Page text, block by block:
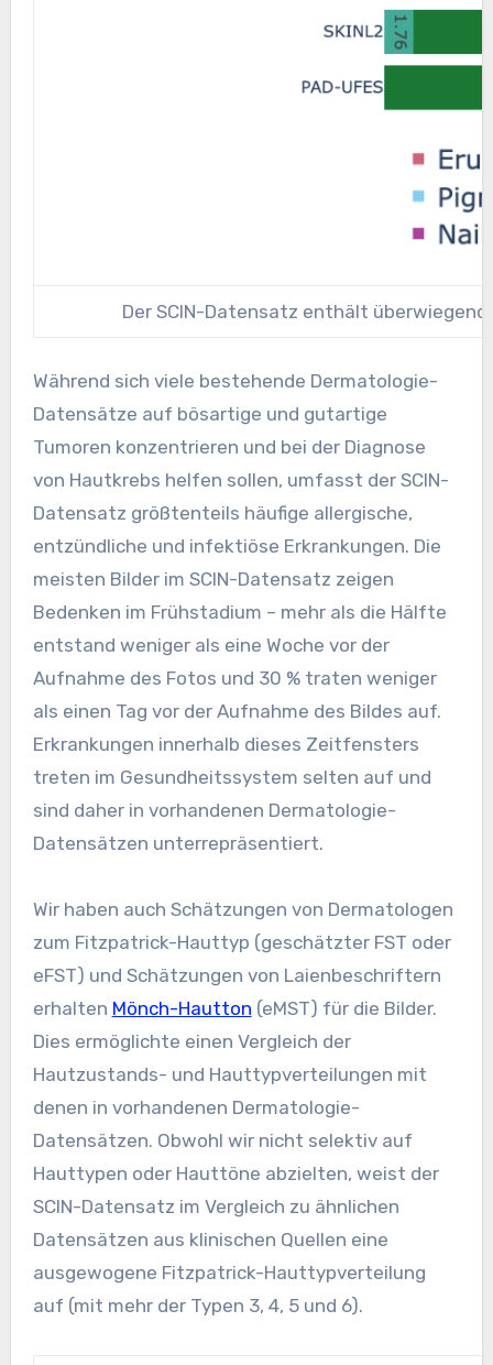
Der SCIN-Datensatz enthält
Während sich viele bestehende Dermatologie-
Datensätze auf bösartige und gutartige
Tumoren konzentrieren und bei der Diagnose
von Hautkrebs helfen sollen, umfasst der SCIN-
Datensatz größtenteils häufige allergische,
entzündliche und infektiöse Erkrankungen. Die
meisten Bilder im SCIN-Datensatz zeigen
Bedenken im Frühstadium – mehr als die Hälfte
entstand weniger als eine Woche vor der
Aufnahme des Fotos und 30 % traten weniger
als einen Tag vor der Aufnahme des Bildes auf.
Erkrankungen innerhalb dieses Zeitfensters
treten im Gesundheitssystem selten auf und
sind daher in vorhandenen Dermatologie-
Datensätzen unterrepräsentiert.
Wir haben auch Schätzungen von Dermatologen
zum Fitzpatrick-Hauttyp (geschätzter FST oder
eFST) und Schätzungen von Laienbeschriftern
erhalten Mönch-Hautton (eMST) für die Bilder.
Dies ermöglichte einen Vergleich der
Hautzustands- und Hauttypverteilungen mit
denen in vorhandenen Dermatologie-
Datensätzen. Obwohl wir nicht selektiv auf
Hauttypen oder Hauttöne abzielten, weist der
SCIN-Datensatz im Vergleich zu ähnlichen
Datensätzen aus klinischen Quellen eine
ausgewogene Fitzpatrick-Hauttypverteilung
auf (mit mehr der Typen 3, 4, 5 und 6).